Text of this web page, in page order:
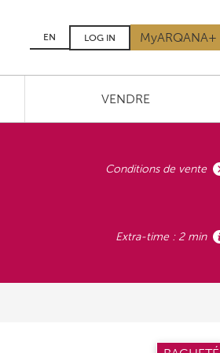
EN LOG IN MyARQANA+
VENDRE
Conditions de vente
Extra-time : 2 min